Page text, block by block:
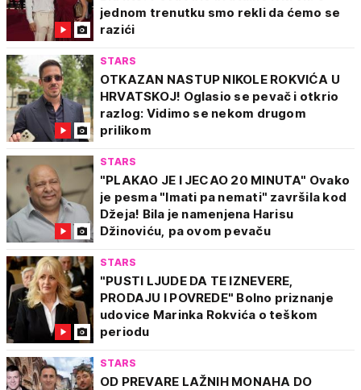
jednom trenutku smo rekli da ćemo se
razići
STARS
OTKAZAN NASTUP NIKOLE ROKVIĆA U
HRVATSKOJ! Oglasio se pevač i otkrio
razlog: Vidimo se nekom drugom
prilikom
STARS
"PLAKAO JE I JECAO 20 MINUTA" Ovako
je pesma "Imati pa nemati" završila kod
Džeja! Bila je namenjena Harisu
Džinoviću, pa ovom pevaču
STARS
"PUSTI LJUDE DA TE IZNEVERE,
PRODAJU I POVREDE" Bolno priznanje
udovice Marinka Rokvića o teškom
periodu
STARS
OD PREVARE LAŽNIH MONAHA DO